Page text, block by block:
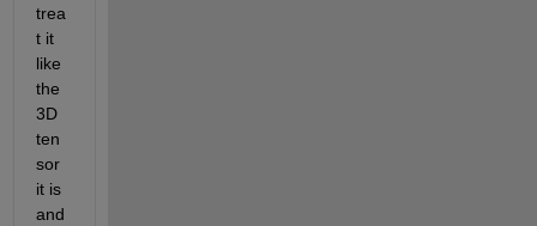
trea
t it
like
the
3D
ten
sor
it is
and